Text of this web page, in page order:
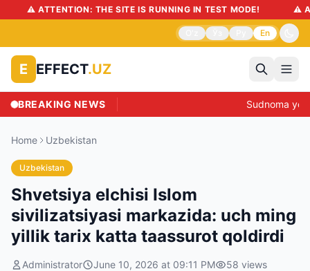
⚠️ ATTENTION: THE SITE IS RUNNING IN TEST MODE! ⚠️
En
E EFFECT.UZ
BREAKING NEWS Sudnoma yoki
Home Uzbekistan
Uzbekistan
Shvetsiya elchisi Islom
sivilizatsiyasi markazida: uch ming
yillik tarix katta taassurot qoldirdi
Administrator June 10, 2026 at 09:11 PM 58 views